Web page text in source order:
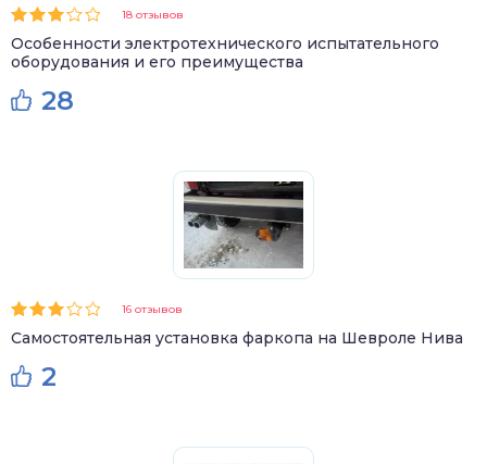
18 отзывов
Особенности электротехнического испытательного
оборудования и его преимущества
28
16 отзывов
Самостоятельная установка фаркопа на Шевроле Нива
2